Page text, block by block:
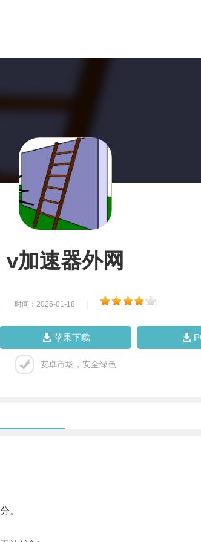
v加速器外网
时间：2025-01-18
苹果下载
安卓市场，安全绿色
。